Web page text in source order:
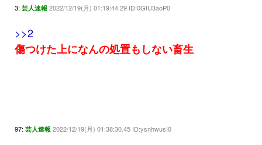
3: 芸人速報 2022/12/19(月) 01:19:44.29 ID:0GtU3aoP0
>>2
傷つけた上になんの処置もしない畜生
97: 芸人速報 2022/12/19(月) 01:38:30.45 ID:ysnhwusI0